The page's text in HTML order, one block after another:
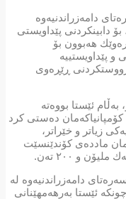
دامەزراندنیەوە
دابینكردنی پێداویستی
هەبوون بۆ
و پێداویستییە
ڕێڕەوی
ئێستا بووەتە
كۆمپانیاكەمان دەستی كرد
زیاتر و خێراتر،
كۆمپانیاكەمان ماددەی كۆندێنسێت
و ٢٠٠ تەن.
دامەزراندنیەوە لە
چونكە ئێستا بەرهەمهێنانی